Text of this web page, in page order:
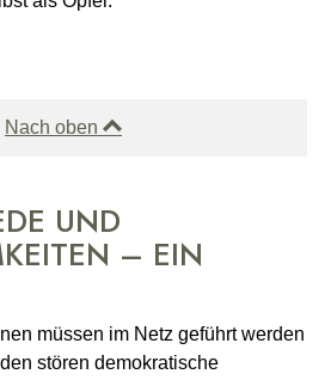
Nach oben
UND
– EIN
müssen im Netz geführt werden
stören demokratische